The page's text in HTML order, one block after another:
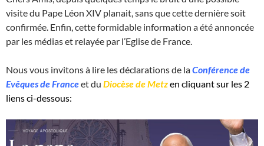
visite du Pape Léon XIV planait, sans que cette dernière soit
confirmée. Enfin, cette formidable information a été annoncée
par les médias et relayée par l’Eglise de France.
Nous vous invitons à lire les déclarations de laConférence de
Evêques de Franceet du Diocèse de Metzen cliquant sur les 2
liens ci-dessous: